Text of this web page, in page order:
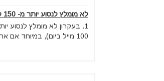
לא מומלץ לנסוע יותר מ- 150 ק"מ ביום עם קרוואן
100 מייל ביום), במיוחד אם אתם...